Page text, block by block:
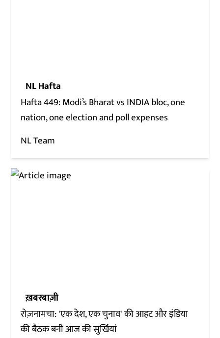
NL Hafta
Hafta 449: Modi’s Bharat vs INDIA bloc, one
nation, one election and poll expenses
NL Team
ख़बरबाज़ी
रोज़नामचा: 'एक देश, एक चुनाव' की आहट और इंडिया
की बैठक बनी आज की सुर्खियां